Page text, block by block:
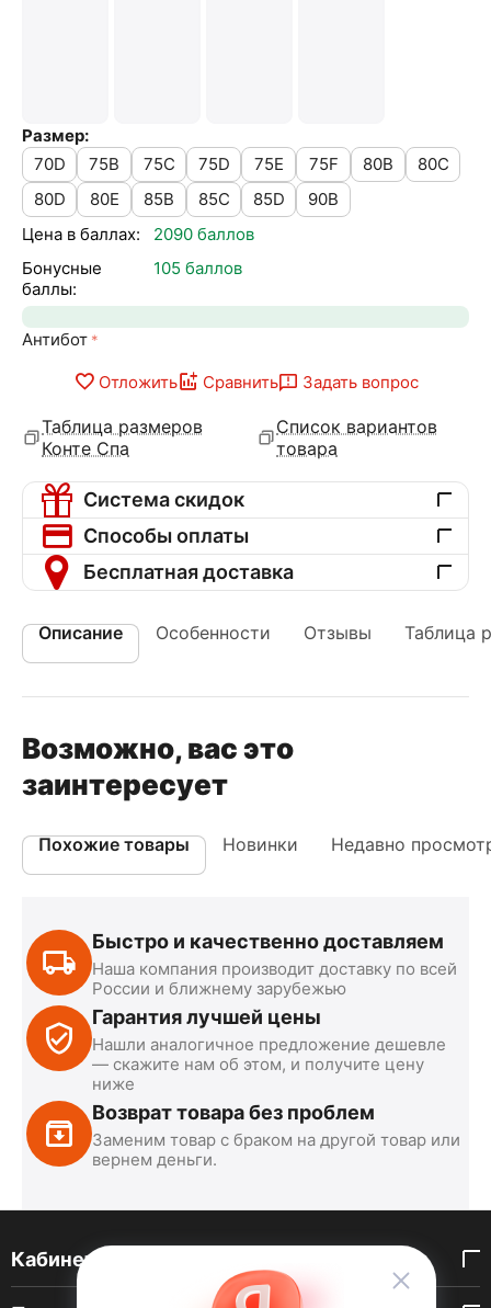
Размер:
70D
75B 75C 75D 75E 75F 80B
80C
80D
80E 85B 85C 85D
90B
Цена в баллах:
2090 баллов
Бонусные
баллы:
105 баллов
Антибот
Отложить Сравнить Задать вопрос
Таблица размеров
Конте Спа
Список вариантов
товара
Система скидок
Способы оплаты
Бесплатная доставка
Описание Особенности Отзывы Таблица
Возможно, вас это
заинтересует
Похожие товары Новинки Недавно
Быстро и качественно доставляем
Наша компания производит доставку по всей
России и ближнему зарубежью
Гарантия лучшей цены
Нашли аналогичное предложение дешевле
— скажите нам об этом, и получите цену
ниже
Возврат товара без проблем
Заменим товар с браком на другой товар или
вернем деньги.
Кабинет покупателя